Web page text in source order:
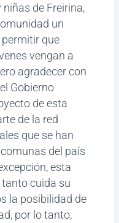
de Freirina,
un
que
vengan a
agradecer con
Gobierno
de esta
de la red
que se han
del país
esta
cuida su
la posibilidad de
por lo tanto,